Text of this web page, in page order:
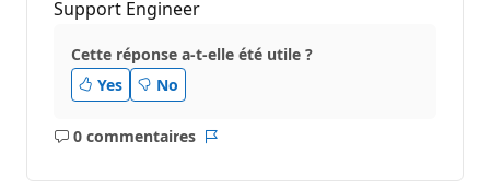
Support Engineer
Cette réponse a-t-elle été utile ?
Yes
No
0 commentaires
Aucun